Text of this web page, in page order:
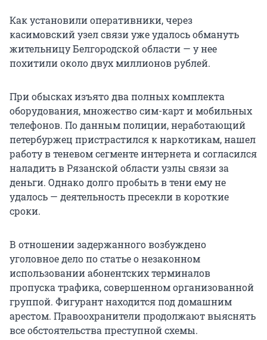
Как установили оперативники, через
касимовский узел связи уже удалось обмануть
жительницу Белгородской области — у нее
похитили около двух миллионов рублей.
При обысках изъято два полных комплекта
оборудования, множество сим-карт и мобильных
телефонов. По данным полиции, неработающий
петербуржец пристрастился к наркотикам, нашел
работу в теневом сегменте интернета и согласился
наладить в Рязанской области узлы связи за
деньги. Однако долго пробыть в тени ему не
удалось — деятельность пресекли в короткие
сроки.
В отношении задержанного возбуждено
уголовное дело по статье о незаконном
использовании абонентских терминалов
пропуска трафика, совершенном организованной
группой. Фигурант находится под домашним
арестом. Правоохранители продолжают выяснять
все обстоятельства преступной схемы.